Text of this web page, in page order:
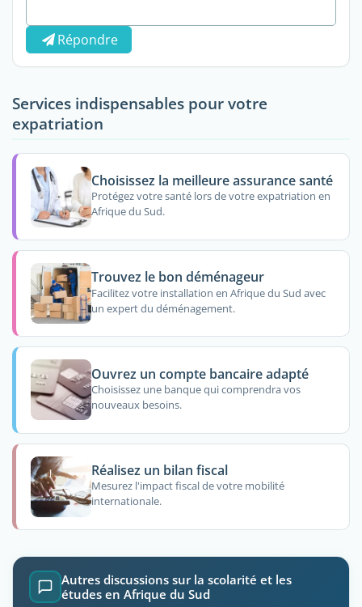
Répondre
Services indispensables pour votre
expatriation
Choisissez la meilleure assurance santé
Protégez votre santé lors de votre expatriation en
Afrique du Sud.
Trouvez le bon déménageur
Facilitez votre installation en Afrique du Sud avec
un expert du déménagement.
Ouvrez un compte bancaire adapté
Choisissez une banque qui comprendra vos
nouveaux besoins.
Réalisez un bilan fiscal
Mesurez l'impact fiscal de votre mobilité
internationale.
Autres discussions sur la scolarité et les
études en Afrique du Sud